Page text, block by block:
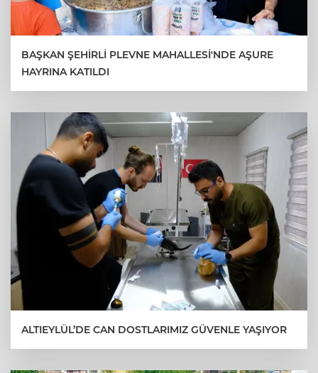
BAŞKAN ŞEHİRLİ PLEVNE MAHALLESİ'NDE AŞURE
HAYRINA KATILDI
ALTIEYLÜL’DE CAN DOSTLARIMIZ GÜVENLE YAŞIYOR